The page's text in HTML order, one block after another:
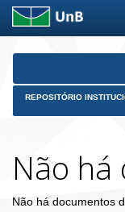
Skip
REPOSITÓRIO
Não
Não há documentos